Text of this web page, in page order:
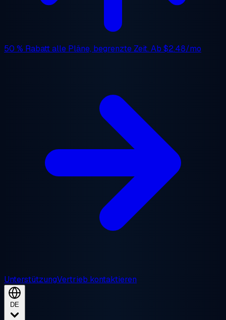
50 % Rabattalle Pläne, begrenzte Zeit. Ab $2.48/mo
UnterstützungVertrieb kontaktieren
DE